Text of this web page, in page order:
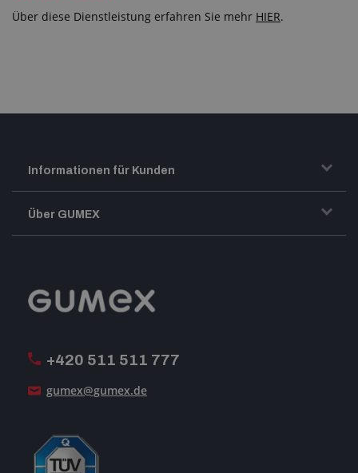
Über diese Dienstleistung erfahren Sie mehr HIER.
+420 511 511 777
gumex@gumex.de
Informationen für Kunden
Transport und Warenversand
Reklamation
Über GUMEX
GUMEX stellt sich vor